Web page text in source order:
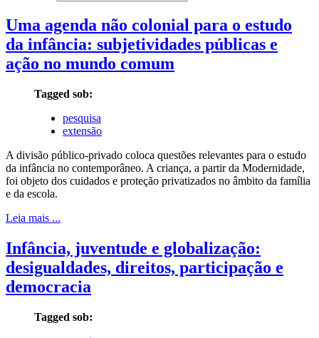
Uma agenda não colonial para o estudo
da infância: subjetividades públicas e
ação no mundo comum
Tagged sob:
pesquisa
extensão
A divisão público-privado coloca questões relevantes para o estudo
da infância no contemporâneo. A criança, a partir da Modernidade,
foi objeto dos cuidados e proteção privatizados no âmbito da família
e da escola.
Leia mais ...
Infância, juventude e globalização:
desigualdades, direitos, participação e
democracia
Tagged sob: